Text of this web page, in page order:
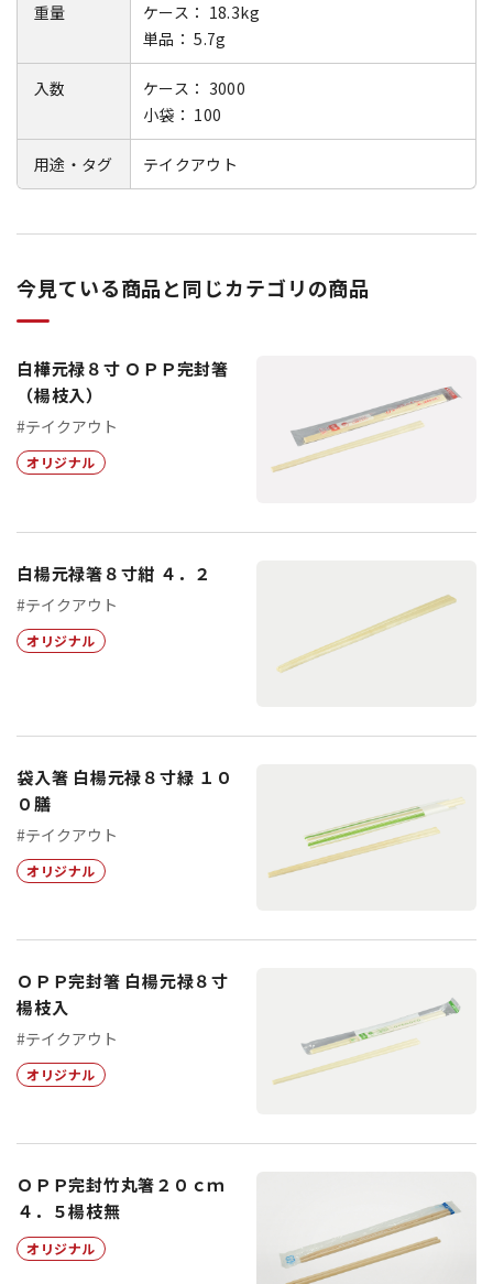
重量
ケース： 18.3kg
単品： 5.7g
入数
ケース： 3000
小袋： 100
用途・タグ テイクアウト
今見ている商品と同じカテゴリの商品
白樺元禄８寸 ＯＰＰ完封箸
（楊枝入）
#テイクアウト
オリジナル
白楊元禄箸８寸紺 ４．２
#テイクアウト
オリジナル
袋入箸 白楊元禄８寸緑 １０
０膳
#テイクアウト
オリジナル
ＯＰＰ完封箸 白楊元禄８寸
楊枝入
#テイクアウト
オリジナル
ＯＰＰ完封竹丸箸２０ｃｍ
４．５楊枝無
オリジナル